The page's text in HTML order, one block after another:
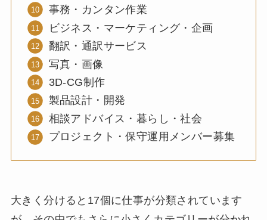
事務・カンタン作業
ビジネス・マーケティング・企画
翻訳・通訳サービス
写真・画像
3D-CG制作
製品設計・開発
相談アドバイス・暮らし・社会
プロジェクト・保守運用メンバー募集
大きく分けると17個に仕事が分類されています